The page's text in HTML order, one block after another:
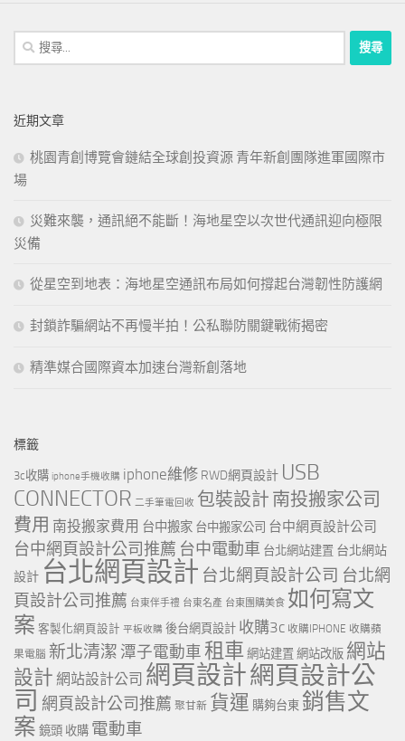
搜
尋
字:
近期文章
桃園青創博覽會鏈結全球創投資源 青年新創團隊進軍國際市
場
災難來襲，通訊絕不能斷！海地星空以次世代通訊迎向極限
災備
從星空到地表：海地星空通訊布局如何撐起台灣韌性防護網
封鎖詐騙網站不再慢半拍！公私聯防關鍵戰術揭密
精準媒合國際資本加速台灣新創落地
標籤
3c收購 iphone手機收購 iphone維修 RWD網頁設計 USB
CONNECTOR 二手筆電回收 包裝設計 南投搬家公司
費用 南投搬家費用 台中搬家 台中搬家公司 台中網頁設計公司
台中網頁設計公司推薦 台中電動車 台北網站建置 台北網站
設計 台北網頁設計 台北網頁設計公司 台北網
頁設計公司推薦 台東伴手禮 台東名產 台東團購美食 如何寫文
案 客製化網頁設計 平板收購 後台網頁設計 收購3c 收購IPHONE 收購蘋
果電腦 新北清潔 潭子電動車租車 網站建置 網站改版 網站
設計 網站設計公司 網頁設計網頁設計公
司 網頁設計公司推薦 聚甘新 貨運 購夠台東 銷售文
案 鏡頭 收購 電動車